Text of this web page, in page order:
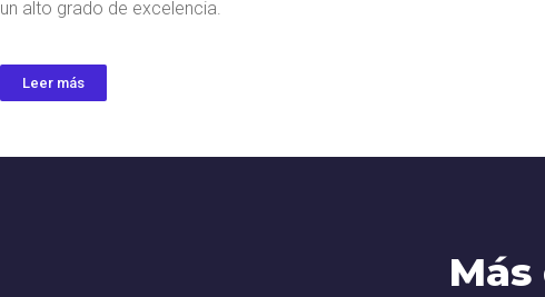
un alto grado de excelencia.
Leer más